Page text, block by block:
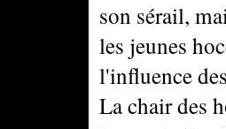
son sérail,
les jeunes
l'influence
La chair des